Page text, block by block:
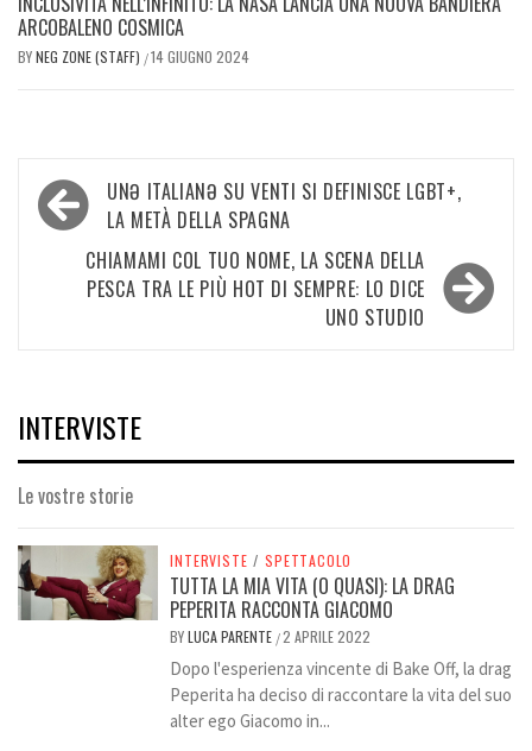
ARCOBALENO COSMICA
BYNEG ZONE (STAFF) /14 GIUGNO 2024
Navigazione
articoli
UNƏ ITALIANƏ SU VENTI SI DEFINISCE LGBT+,
LA METÀ DELLA SPAGNA
CHIAMAMI COL TUO NOME, LA SCENA DELLA
PESCA TRA LE PIÙ HOT DI SEMPRE: LO DICE
UNO STUDIO
INTERVISTE
Le vostre storie
INTERVISTE / SPETTACOLO
TUTTA LA MIA VITA (O QUASI): LA DRAG
PEPERITA RACCONTA GIACOMO
BYLUCA PARENTE /2 APRILE 2022
Dopo l'esperienza vincente di Bake Off, la drag
Peperita ha deciso di raccontare la vita del suo
alter ego Giacomo in...